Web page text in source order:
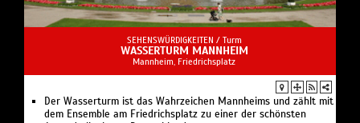
SEHENSWÜRDIGKEITEN / Turm
WASSERTURM MANNHEIM
Mannheim, Friedrichsplatz
Der Wasserturm ist das Wahrzeichen Mannheims und zählt mit
dem Ensemble am Friedrichsplatz zu einer der schönsten